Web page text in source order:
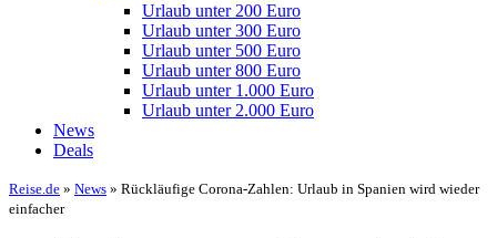
Urlaub unter 200 Euro
Urlaub unter 300 Euro
Urlaub unter 500 Euro
Urlaub unter 800 Euro
Urlaub unter 1.000 Euro
Urlaub unter 2.000 Euro
News
Deals
Reise.de » News » Rückläufige Corona-Zahlen: Urlaub in Spanien wird wieder
einfacher